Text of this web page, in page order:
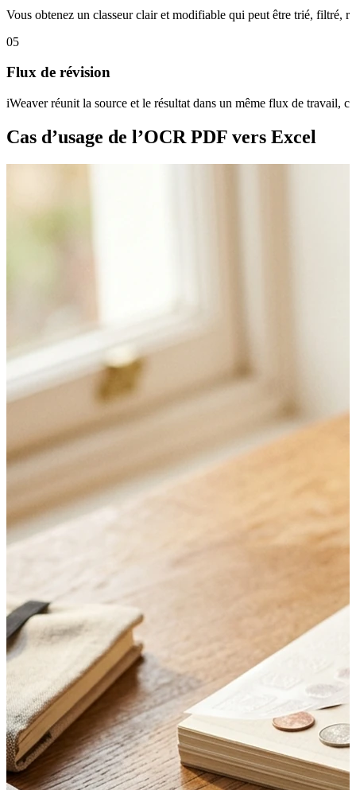
Vous obtenez un classeur clair et modifiable qui peut être trié, filtré,
05
Flux de révision
iWeaver réunit la source et le résultat dans un même flux de travail,
Cas d’usage de l’OCR PDF vers Excel